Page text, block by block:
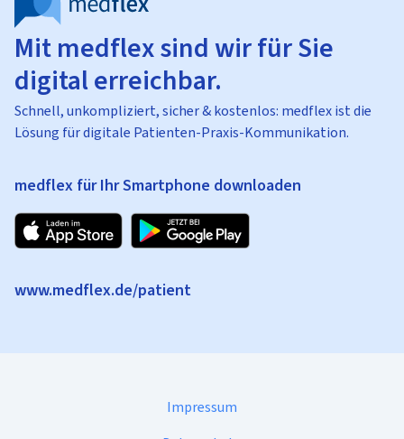
Mit medflex sind wir für Sie
digital erreichbar.
Schnell, unkompliziert, sicher & kostenlos: medflex ist die
Lösung für digitale Patienten-Praxis-Kommunikation.
medflex für Ihr Smartphone downloaden
www.medflex.de/patient
Impressum